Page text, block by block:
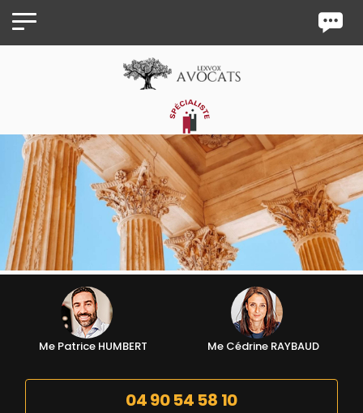
Me Patrice HUMBERT Me Cédrine RAYBAUD
04 90 54 58 10